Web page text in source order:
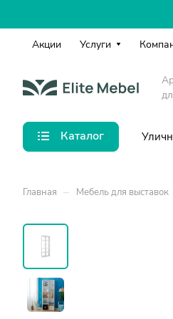
Акции Услуги
Каталог
Главная – Мебель для выставок